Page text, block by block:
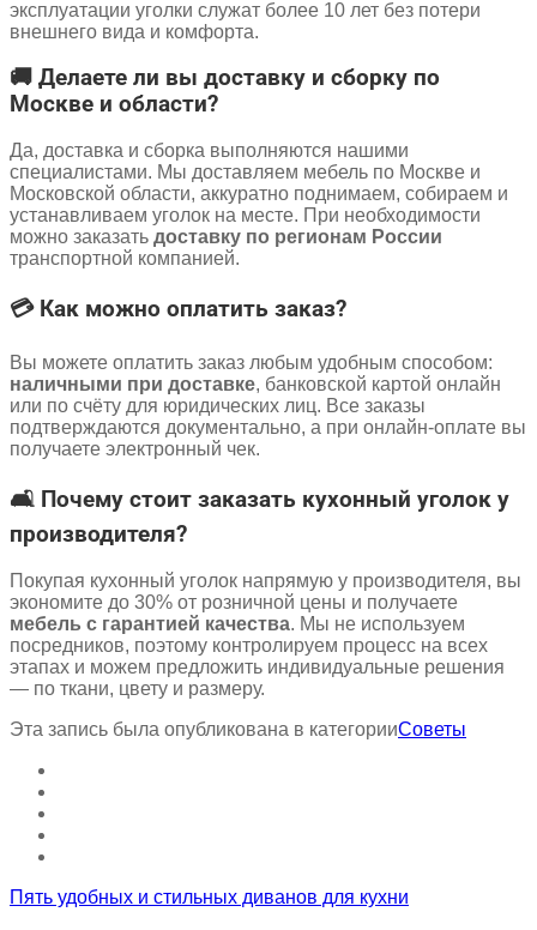
эксплуатации уголки служат более 10 лет без потери
внешнего вида и комфорта.
🚚 Делаете ли вы доставку и сборку по
Москве и области?
Да, доставка и сборка выполняются нашими
специалистами. Мы доставляем мебель по Москве и
Московской области, аккуратно поднимаем, собираем и
устанавливаем уголок на месте. При необходимости
можно заказать доставку по регионам России
транспортной компанией.
💳 Как можно оплатить заказ?
Вы можете оплатить заказ любым удобным способом:
наличными при доставке, банковской картой онлайн
или по счёту для юридических лиц. Все заказы
подтверждаются документально, а при онлайн-оплате вы
получаете электронный чек.
🛋️ Почему стоит заказать кухонный уголок у
производителя?
Покупая кухонный уголок напрямую у производителя, вы
экономите до 30% от розничной цены и получаете
мебель с гарантией качества. Мы не используем
посредников, поэтому контролируем процесс на всех
этапах и можем предложить индивидуальные решения
— по ткани, цвету и размеру.
Эта запись была опубликована в категорииСоветы
Пять удобных и стильных диванов для кухни